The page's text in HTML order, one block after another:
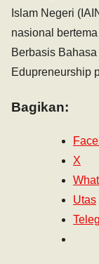
Islam Negeri
nasional
Berbasis
Edupreneurship
Bagikan:
X
Utas